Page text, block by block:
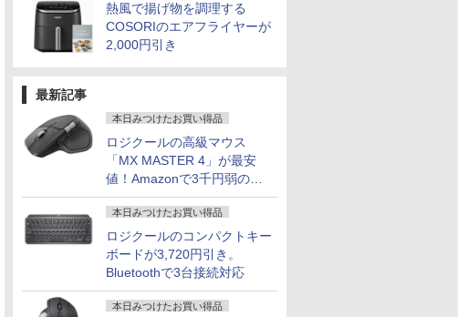
熱風で揚げ物を調理する
COSORIのエアフライヤーが
2,000円引き
最新記事
本日みつけたお買い得品
ロジクールの高級マウス
「MX MASTER 4」が最安
値！Amazonで3千円弱の割
引
本日みつけたお買い得品
ロジクールのコンパクトキー
ボードが3,720円引き。
Bluetoothで3台接続対応
本日みつけたお買い得品